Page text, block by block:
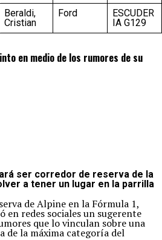
Beraldi,
Cristian
Ford
ESCUDER
IA G129
en medio de los rumores de su
ser corredor de reserva de la
a tener un lugar en la parrilla
de Alpine en la Fórmula 1,
en redes sociales un sugerente
que lo vinculan sobre una
de la máxima categoría del